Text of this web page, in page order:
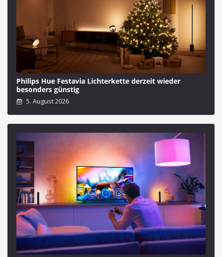
Philips Hue Festavia Lichterkette derzeit wieder
besonders günstig
5. August 2026